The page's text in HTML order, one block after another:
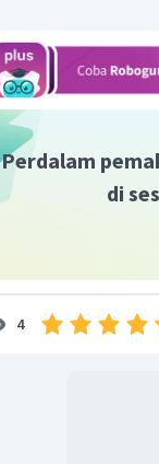
Anafase (gambar 1)
kutub yang
Perdalam
di
4